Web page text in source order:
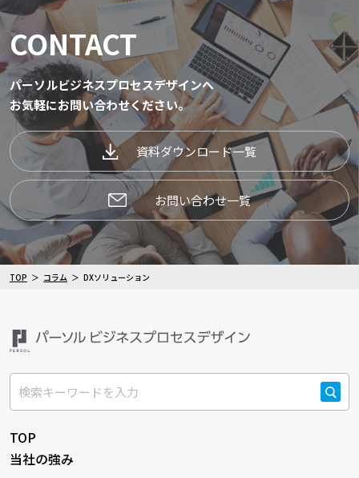
CONTACT
パーソルビジネスプロセスデザインへ
お気軽にお問い合わせください。
資料ダウンロード一覧
お問い合わせ一覧
TOP コラム DXソリューション
検索
TOP
当社の強み